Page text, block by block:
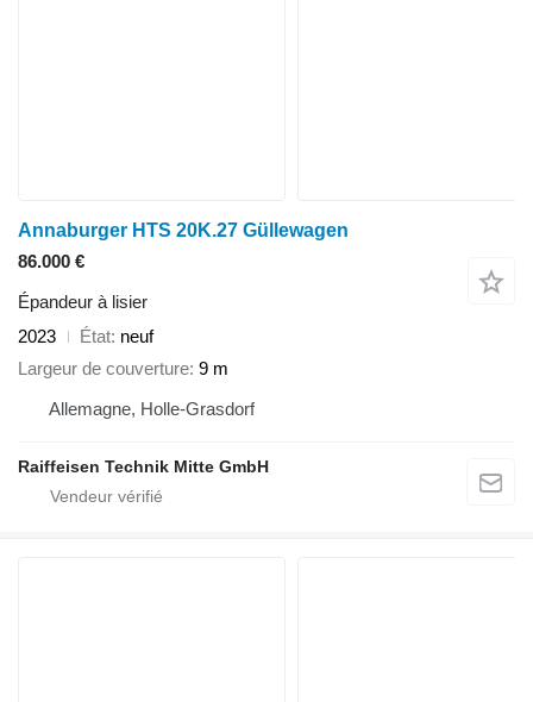
Annaburger HTS 20K.27 Güllewagen
86.000 €
Épandeur à lisier
2023
État neuf
Largeur de couverture 9 m
Allemagne, Holle-Grasdorf
Raiffeisen Technik Mitte GmbH